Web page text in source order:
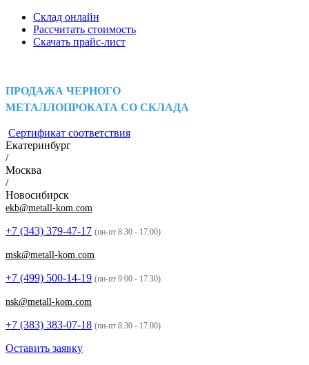
Склад онлайн
Рассчитать стоимость
Скачать прайс-лист
ПРОДАЖА ЧЕРНОГО
МЕТАЛЛОПРОКАТА СО СКЛАДА
Сертификат соответствия
Екатеринбург
/
Москва
/
Новосибирск
ekb@metall-kom.com
+7 (343) 379-47-17 (пн-пт 8.30 - 17.00)
msk@metall-kom.com
+7 (499) 500-14-19 (пн-пт 9:00 - 17.30)
nsk@metall-kom.com
+7 (383) 383-07-18 (пн-пт 8.30 - 17.00)
Оставить заявку